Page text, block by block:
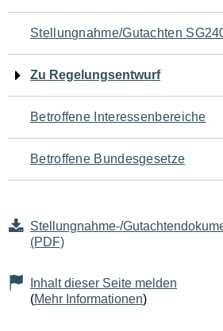
Navigation
für
den
Seiteninhalt
Stellungnahme/Gutachten
Zu Regelungsentwurf
Betroffene Interessenbereiche
Betroffene Bundesgesetze
Stellungnahme-/
(PDF)
Inhalt dieser Seite melden
(Mehr Informationen)